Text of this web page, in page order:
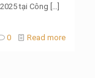
tại Công
0 Read more